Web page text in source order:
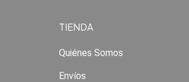
TIENDA
Quiénes Somos
Envíos